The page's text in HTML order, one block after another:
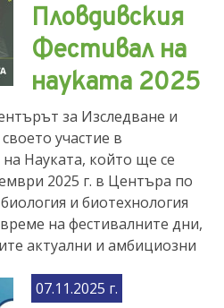
Пловдивския
Фестивал на
науката 2025
за Изследване и
участие в
Науката, който ще се
2025 г. в Центъра по
и биотехнология
на фестивалните дни,
актуални и амбициозни
07.11.2025 г.